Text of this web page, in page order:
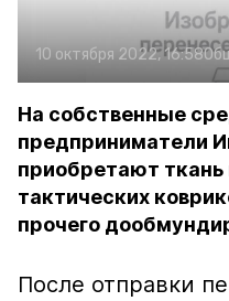
10 октября 2022, 16:58
На собственные
предприниматели
приобретают ткань
тактических
прочего
После отправки